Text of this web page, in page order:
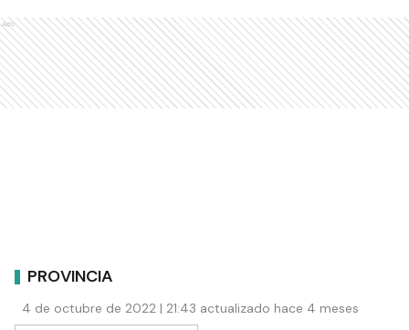
Ads
PROVINCIA
4 de octubre de 2022 | 21:43 actualizado hace 4 meses